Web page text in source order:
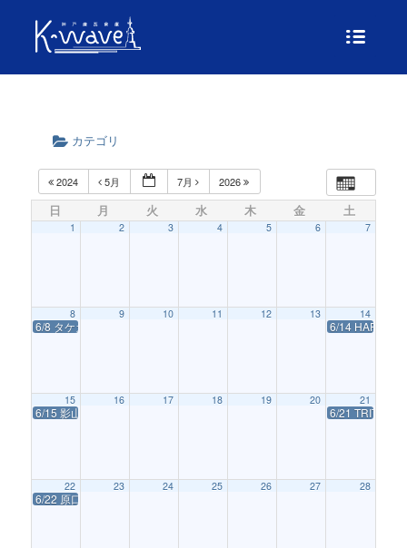
カテゴリ
2024 5月 7月 2026
日 月 火 水 木 金 土
1 2 3 4 5 6 7
8
6/8 タケカワユキヒデ デビュー５０周年記念 アルバムリリースイベント
9 10 11 12 13 14
6/14 HAPPY
15
6/15 影山ヒロノブ 2025年ソロアコギの旅 6月編
16 17 18 19 20 21
6/21 TRITOPS
22
6/22 原口誠ワンマンライブ 『60 HEXAGON 60』
23 24 25 26 27 28